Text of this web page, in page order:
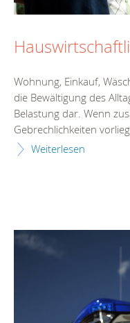
Wohnung, Einkauf,
die Bewältigung des
Belastung dar. Wenn
Gebrechlichkeiten
Weiterlesen